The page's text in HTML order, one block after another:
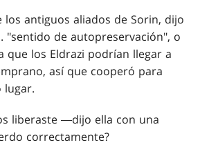
antiguos aliados de Sorin, dijo
"sentido de autopreservación", o
que los Eldrazi podrían llegar a
así que cooperó para
lugar.
liberaste ―dijo ella con una
correctamente?